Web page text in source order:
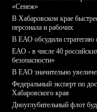
«Сенеж»
В Хабаровском крае
персонала и рабочих
В ЕАО обсудили стратегию
ЕАО - в числе 40
безопасности»
В ЕАО значительно
Федеральный эксперт по
Хабаровского края
Дноуглубительный флот